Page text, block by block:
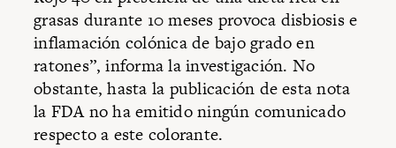
grasas durante 10 meses provoca disbiosis e
inflamación colónica de bajo grado en
ratones”, informa la investigación. No
obstante, hasta la publicación de esta nota
la FDA no ha emitido ningún comunicado
respecto a este colorante.